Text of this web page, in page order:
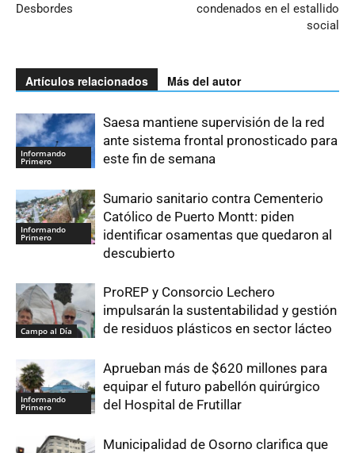
Desbordes
condenados en el estallido
social
Artículos relacionados Más del autor
Informando
Primero
Saesa mantiene supervisión de la red
ante sistema frontal pronosticado para
este fin de semana
Informando
Primero
Sumario sanitario contra Cementerio
Católico de Puerto Montt: piden
identificar osamentas que quedaron al
descubierto
Campo al Día
ProREP y Consorcio Lechero
impulsarán la sustentabilidad y gestión
de residuos plásticos en sector lácteo
Informando
Primero
Aprueban más de $620 millones para
equipar el futuro pabellón quirúrgico
del Hospital de Frutillar
Municipalidad de Osorno clarifica que